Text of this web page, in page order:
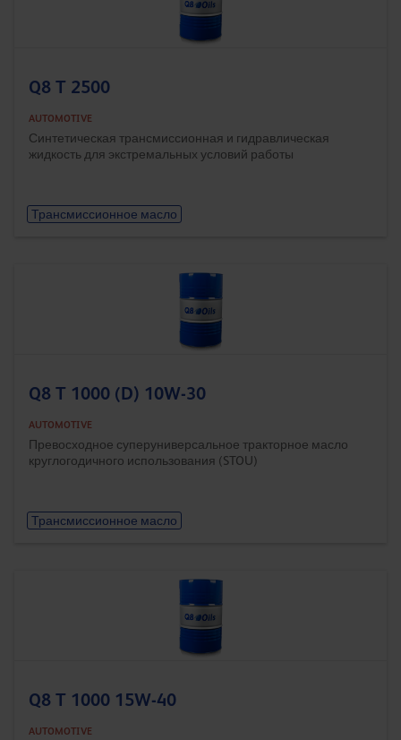
Q8 T 2500
AUTOMOTIVE
Синтетическая трансмиссионная и гидравлическая
жидкость для экстремальных условий работы
Трансмиссионное масло
Q8 T 1000 (D) 10W-30
AUTOMOTIVE
Превосходное суперуниверсальное тракторное масло
круглогодичного использования (STOU)
Трансмиссионное масло
Q8 T 1000 15W-40
AUTOMOTIVE